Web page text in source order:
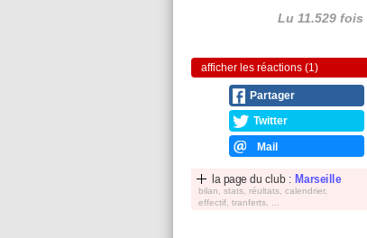
Lu 11.529 fois
afficher les réactions (1)
Partager
Twitter
Mail
la page du club : Marseille
bilan, stats, réultats, calendrier,
effectif, tranferts, ...